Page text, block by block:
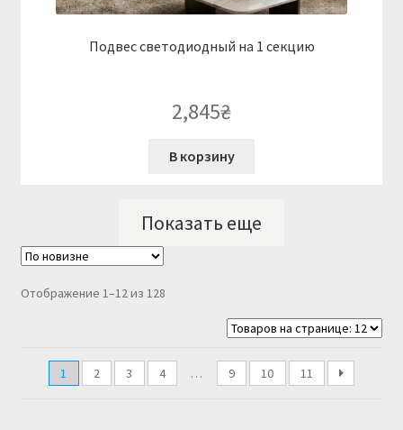
Подвес светодиодный на 1 секцию
2,845₴
В корзину
Показать еще
Отображение 1–12 из 128Сортировка:
1 2 3 4 … 9 10 11